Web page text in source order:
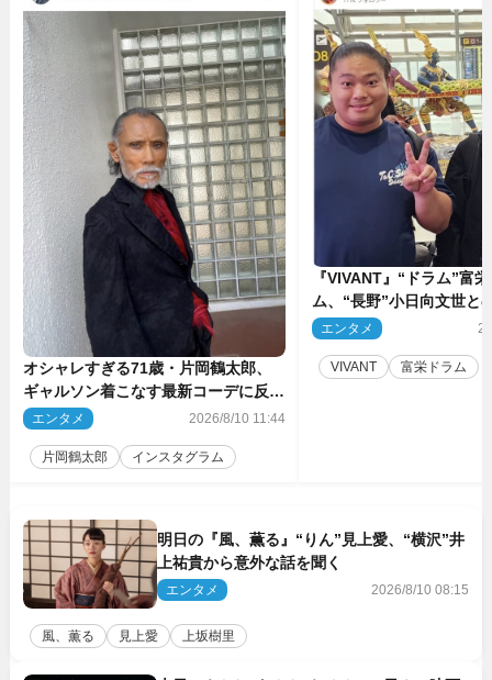
オシャレすぎる71歳・片岡鶴太郎、
ギャルソン着こなす最新コーデに反響
「かっこいい」
エンタメ 2026/8/10 11:44
片岡鶴太郎 インスタグラム
『VIVANT』“ドラム”富
ム、“長野”小日向文世と
ト公開 「たくさん褒め
エンタメ
VIVANT 富栄ドラム
明日の『風、薫る』“りん”見上愛、“横沢”井
上祐貴から意外な話を聞く
エンタメ 2026/8/10 08:15
風、薫る 見上愛 上坂樹里